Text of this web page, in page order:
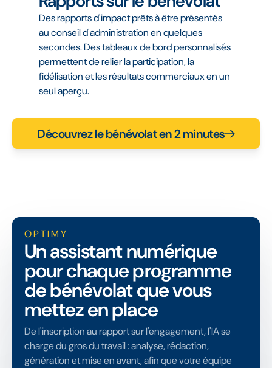
Des rapports d'impact prêts à être présentés
au conseil d'administration en quelques
secondes. Des tableaux de bord personnalisés
permettent de relier la participation, la
fidélisation et les résultats commerciaux en un
seul aperçu.
Découvrez le bénévolat en 2 minutes
OPTIMY
Un assistant numérique
pour chaque programme
de bénévolat que vous
mettez en place
De l'inscription au rapport sur l'engagement, l'IA se
charge du gros du travail : analyse, rédaction,
génération et mise en avant, afin que votre équipe